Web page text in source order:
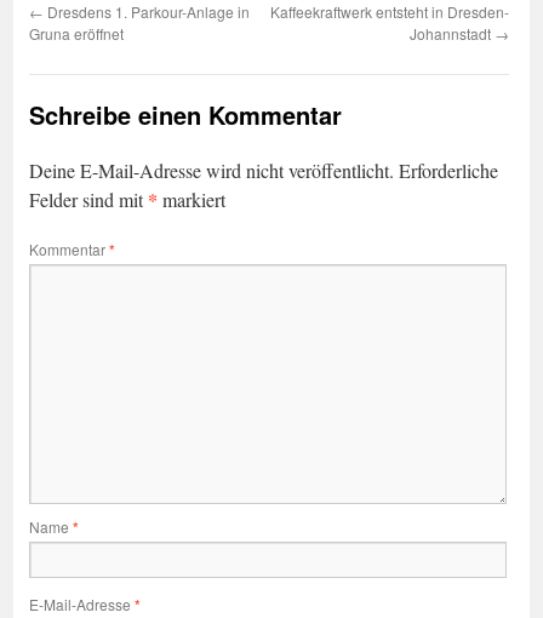
← Dresdens 1. Parkour-Anlage in
Gruna eröffnet
Kaffeekraftwerk entsteht in Dresden-
Johannstadt →
Schreibe einen Kommentar
Deine E-Mail-Adresse wird nicht veröffentlicht. Erforderliche
Felder sind mit* markiert
Kommentar*
Name *
E-Mail-Adresse *